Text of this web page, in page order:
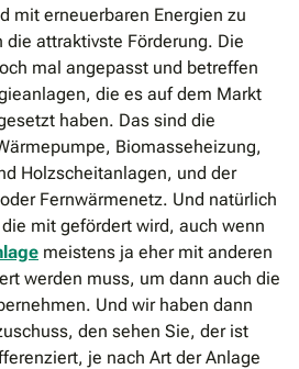
mit erneuerbaren Energien zu
die attraktivste Förderung. Die
mal angepasst und betreffen
die es auf dem Markt
haben. Das sind die
Biomasseheizung,
Holzscheitanlagen, und der
Fernwärmenetz. Und natürlich
mit gefördert wird, auch wenn
meistens ja eher mit anderen
werden muss, um dann auch die
Und wir haben dann
den sehen Sie, der ist
je nach Art der Anlage